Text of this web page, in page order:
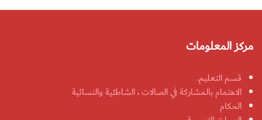
مركز المعلومات
قسم التعليم.
الاهتمام بالمشاركة في الصالات ، الشاطئية والنسائية
الحكام